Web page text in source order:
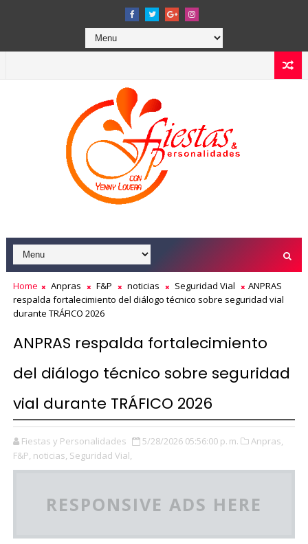
Home Anpras F&P noticias Seguridad Vial
ANPRAS
respalda fortalecimiento del diálogo técnico sobre seguridad vial
durante TRÁFICO 2026
ANPRAS respalda fortalecimiento
del diálogo técnico sobre seguridad
vial durante TRÁFICO 2026
Fiestas y Personalidades 5/28/2026 05:56:00 p. m.
Anpras,
F&P, noticias, Seguridad Vial,
RESPONSIVE ADS HERE